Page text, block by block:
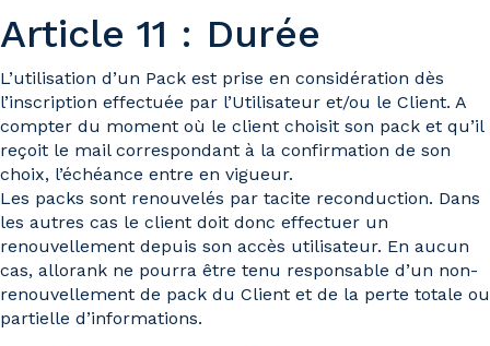
Article 11 : Durée
L’utilisation d’un Pack est prise en considération dès
l’inscription effectuée par l’Utilisateur et/ou le Client. A
compter du moment où le client choisit son pack et qu’il
reçoit le mail correspondant à la confirmation de son
choix, l’échéance entre en vigueur.
Les packs sont renouvelés par tacite reconduction. Dans
les autres cas le client doit donc effectuer un
renouvellement depuis son accès utilisateur. En aucun
cas, allorank ne pourra être tenu responsable d’un non-
renouvellement de pack du Client et de la perte totale ou
partielle d’informations.